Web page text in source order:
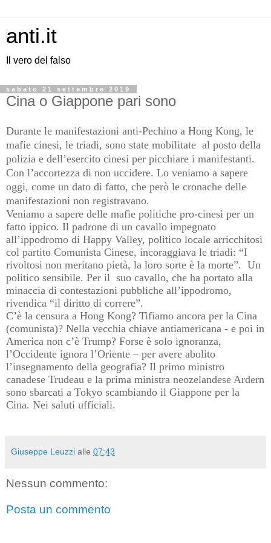
anti.it
Il vero del falso
sabato 21 settembre 2019
Cina o Giappone pari sono
Durante le manifestazioni anti-Pechino a Hong Kong, le
mafie cinesi, le triadi, sono state mobilitate al posto della
polizia e dell’esercito cinesi per picchiare i manifestanti.
Con l’accortezza di non uccidere. Lo veniamo a sapere
oggi, come un dato di fatto, che però le cronache delle
manifestazioni non registravano.
Veniamo a sapere delle mafie politiche pro-cinesi per un
fatto ippico. Il padrone di un cavallo impegnato
all’ippodromo di Happy Valley, politico locale arricchitosi
col partito Comunista Cinese, incoraggiava le triadi: “I
rivoltosi non meritano pietà, la loro sorte è la morte”. Un
politico sensibile. Per il suo cavallo, che ha portato alla
minaccia di contestazioni pubbliche all’ippodromo,
rivendica “il diritto di correre”.
C’è la censura a Hong Kong? Tifiamo ancora per la Cina
(comunista)? Nella vecchia chiave antiamericana - e poi in
America non c’è Trump? Forse è solo ignoranza,
l’Occidente ignora l’Oriente – per avere abolito
l’insegnamento della geografia? Il primo ministro
canadese Trudeau e la prima ministra neozelandese Ardern
sono sbarcati a Tokyo scambiando il Giappone per la
Cina. Nei saluti ufficiali.
Giuseppe Leuzzi alle 07:43
Nessun commento:
Posta un commento